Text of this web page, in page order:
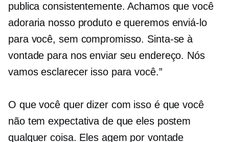
publica consistentemente. Achamos que você
adoraria nosso produto e queremos enviá-lo
para você, sem compromisso. Sinta-se à
vontade para nos enviar seu endereço. Nós
vamos esclarecer isso para você.”
O que você quer dizer com isso é que você
não tem expectativa de que eles postem
qualquer coisa. Eles agem por vontade